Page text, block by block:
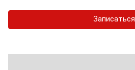
Записаться